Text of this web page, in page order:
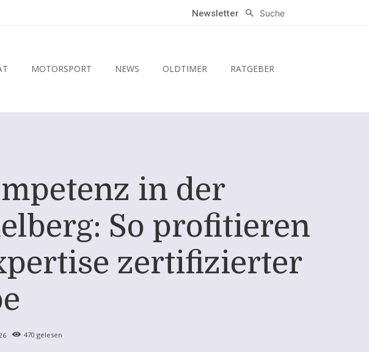
Newsletter Suche
MOTORSPORT NEWS OLDTIMER RATGEBER
in der
So profitieren
zertifizierter
470 gelesen